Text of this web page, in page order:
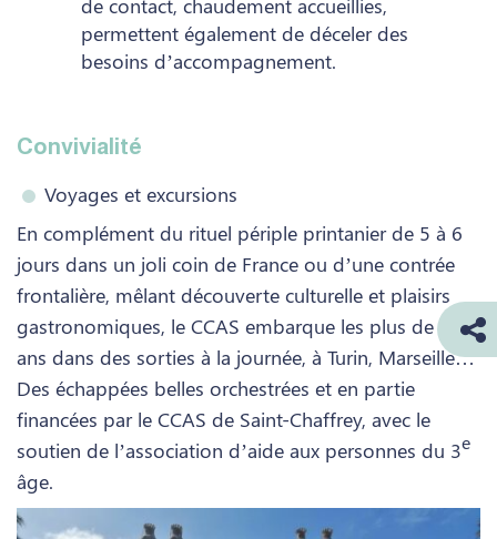
de contact, chaudement accueillies,
permettent également de déceler des
besoins d’accompagnement.
Convivialité
Voyages et excursions
En complément du rituel périple printanier de 5 à 6
jours dans un joli coin de France ou d’une contrée
frontalière, mêlant découverte culturelle et plaisirs
gastronomiques, le CCAS embarque les plus de 60
ans dans des sorties à la journée, à Turin, Marseille…
Des échappées belles orchestrées et en partie
financées par le CCAS de Saint-Chaffrey, avec le
soutien de l’association d’aide aux personnes du 3e
âge.